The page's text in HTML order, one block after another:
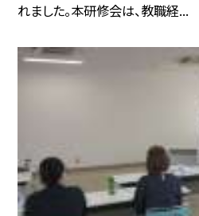
れました。本研修会は、教職経...